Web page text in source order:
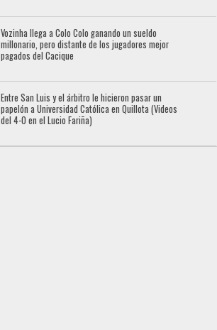
Vozinha llega a Colo Colo ganando un sueldo
millonario, pero distante de los jugadores mejor
pagados del Cacique
Entre San Luis y el árbitro le hicieron pasar un
papelón a Universidad Católica en Quillota (Videos
del 4-0 en el Lucio Fariña)